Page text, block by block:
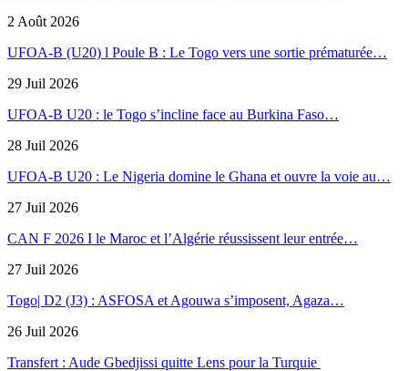
2 Août 2026
UFOA-B (U20) l Poule B : Le Togo vers une sortie prématurée…
29 Juil 2026
UFOA-B U20 : le Togo s’incline face au Burkina Faso…
28 Juil 2026
UFOA-B U20 : Le Nigeria domine le Ghana et ouvre la voie au…
27 Juil 2026
CAN F 2026 I le Maroc et l’Algérie réussissent leur entrée…
27 Juil 2026
Togo| D2 (J3) : ASFOSA et Agouwa s’imposent, Agaza…
26 Juil 2026
Transfert : Aude Gbedjissi quitte Lens pour la Turquie